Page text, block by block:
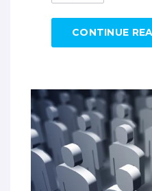
CONTINUE